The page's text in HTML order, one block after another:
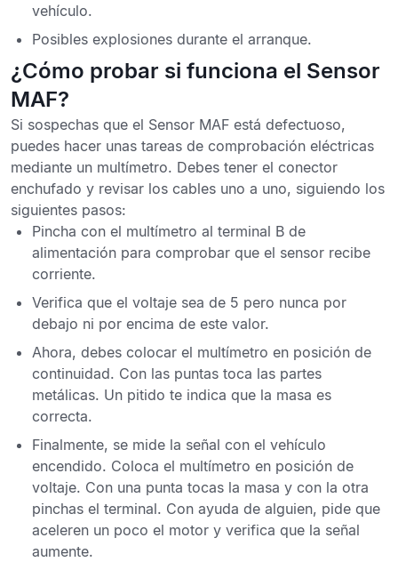
vehículo.
Posibles explosiones durante el arranque.
¿Cómo probar si funciona el Sensor
MAF?
Si sospechas que el Sensor MAF está defectuoso,
puedes hacer unas tareas de comprobación eléctricas
mediante un multímetro. Debes tener el conector
enchufado y revisar los cables uno a uno, siguiendo los
siguientes pasos:
Pincha con el multímetro al terminal B de
alimentación para comprobar que el sensor recibe
corriente.
Verifica que el voltaje sea de 5 pero nunca por
debajo ni por encima de este valor.
Ahora, debes colocar el multímetro en posición de
continuidad. Con las puntas toca las partes
metálicas. Un pitido te indica que la masa es
correcta.
Finalmente, se mide la señal con el vehículo
encendido. Coloca el multímetro en posición de
voltaje. Con una punta tocas la masa y con la otra
pinchas el terminal. Con ayuda de alguien, pide que
aceleren un poco el motor y verifica que la señal
aumente.